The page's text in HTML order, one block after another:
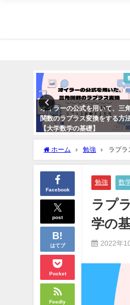
オイラーの公式を用いて、三
関数のラプラス変換をする方
【大学数学の基礎】
ホーム 勉強 ラプラ
Facebook
post
はてブ
Pocket
Feedly
勉強 数
ラプ
学の基
2022年